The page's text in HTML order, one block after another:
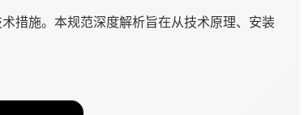
措施。本规范深度解析旨在从技术原理、安装